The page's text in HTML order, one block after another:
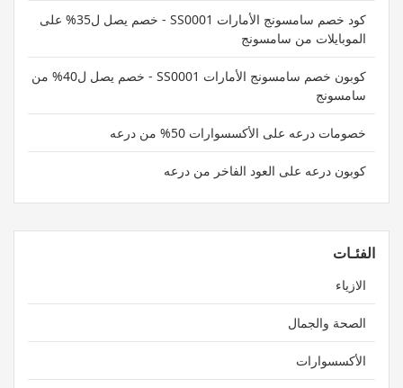
كود خصم سامسونج الأمارات SS0001 - خصم يصل ل35% على
الموبايلات من سامسونج
كوبون خصم سامسونج الأمارات SS0001 - خصم يصل ل40% من
سامسونج
خصومات درعه على الأكسسوارات 50% من درعه
كوبون درعه على العود الفاخر من درعه
الفئـات
الازياء
الصحة والجمال
الأكسسوارات